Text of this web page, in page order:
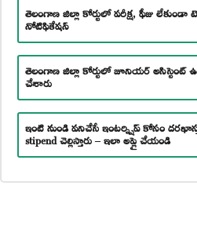
తెలంగాణ జిల్లా కోర్టులో పరీక్ష, ఫీజు లేకుండా
నోటిఫికేషన్
తెలంగాణ జిల్లా కోర్టులో జూనియర్ అసిస్టెంట్
చేశారు
ఇంటి నుండి పనిచేసే ఇంటర్న్షిప్ కోసం
stipend చెల్లిస్తారు – ఇలా అప్లై చేయండి